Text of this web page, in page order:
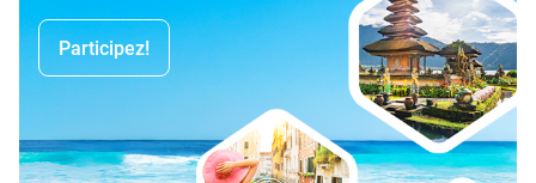
Participez!